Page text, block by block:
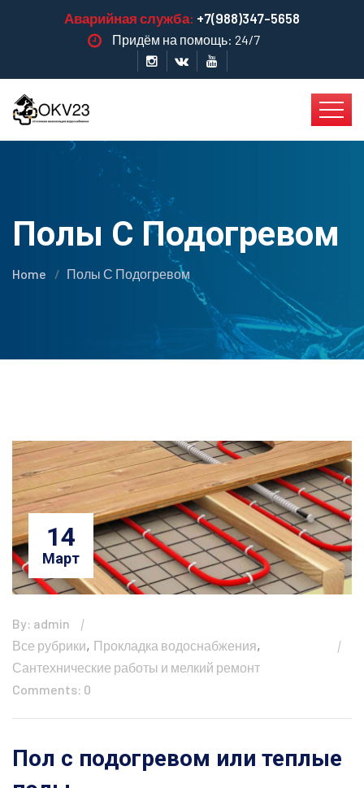
Аварийная служба: +7(988)347-5658
Придём на помощь: 24/7
Полы С Подогревом
Home Полы С Подогревом
14
Март
By: admin
Все рубрики, Прокладка водоснабжения,
Сантехнические работы и мелкий ремонт
Comments: 0
Пол с подогревом или теплые